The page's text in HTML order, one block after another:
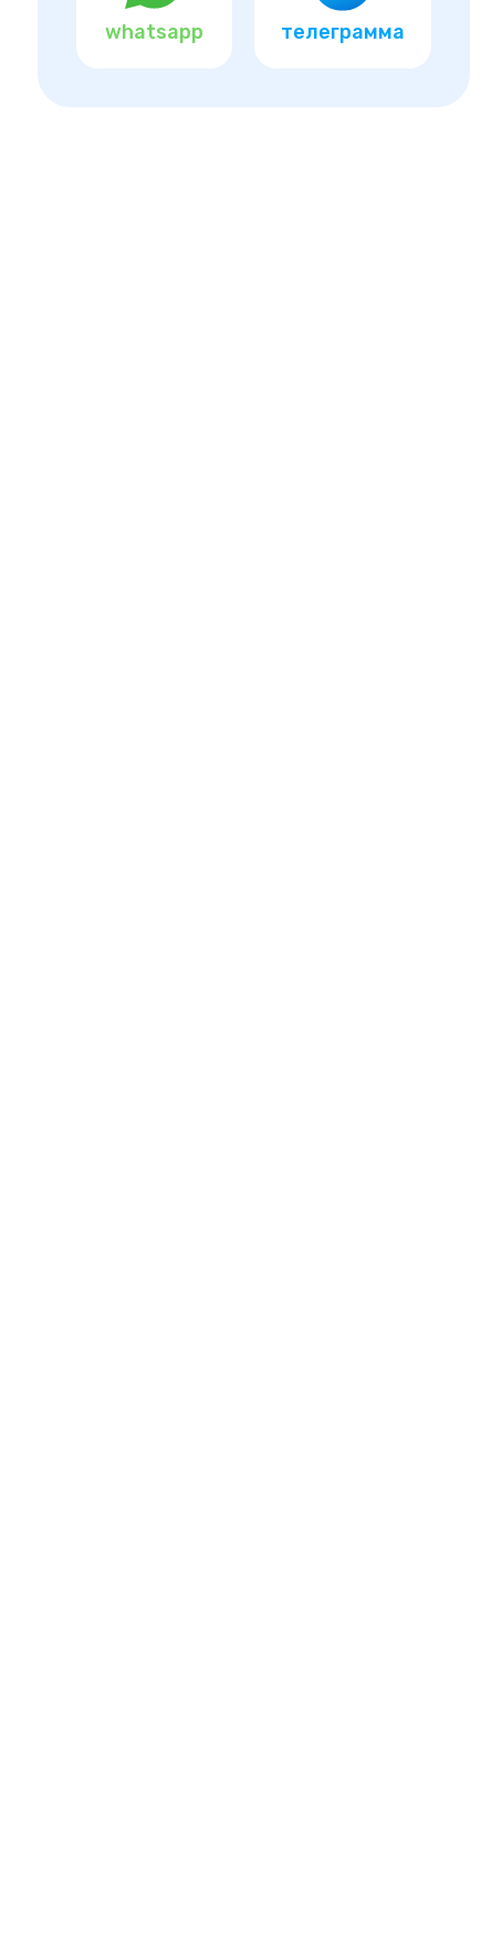
whatsapp телеграмма